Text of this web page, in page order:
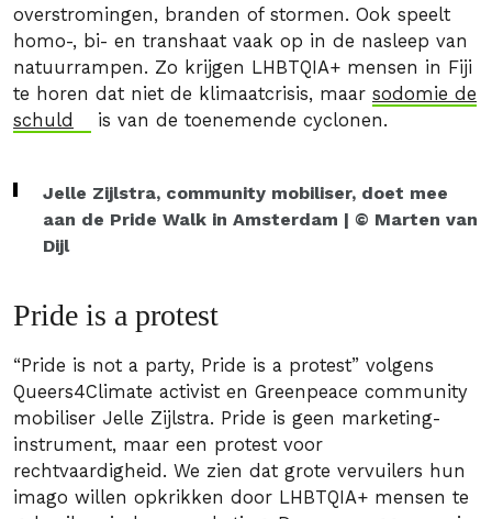
overstromingen, branden of stormen. Ook speelt
homo-, bi- en transhaat vaak op in de nasleep van
natuurrampen. Zo krijgen LHBTQIA+ mensen in Fiji
te horen dat niet de klimaatcrisis, maar sodomie de
schuld
is van de toenemende cyclonen.
Jelle Zijlstra, community mobiliser, doet mee
aan de Pride Walk in Amsterdam | © Marten van
Dijl
Pride is a protest
“Pride is not a party, Pride is a protest” volgens
Queers4Climate activist en Greenpeace community
mobiliser Jelle Zijlstra. Pride is geen marketing-
instrument, maar een protest voor
rechtvaardigheid. We zien dat grote vervuilers hun
imago willen opkrikken door LHBTQIA+ mensen te